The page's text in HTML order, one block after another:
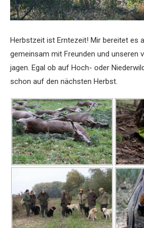
Herbstzeit ist Erntezeit! Mir bereitet es
gemeinsam mit Freunden und unseren
jagen. Egal ob auf Hoch- oder
schon auf den nächsten Herbst.